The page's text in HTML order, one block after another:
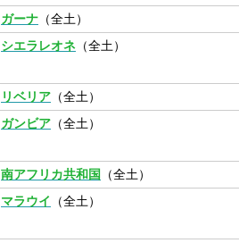
ガーナ （全土）
シエラレオネ （全土）
リベリア （全土）
ガンビア （全土）
南アフリカ共和国
（全土）
マラウイ
（全土）